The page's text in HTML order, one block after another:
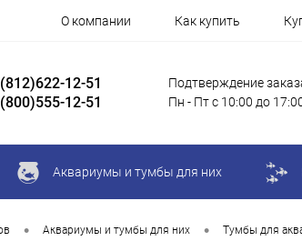
О компании Как купить
12-51
12-51
Подтверждение
Пн - Пт с 10:00 до
Аквариумы и тумбы для них
• Аквариумы и тумбы для них • Тумбы для